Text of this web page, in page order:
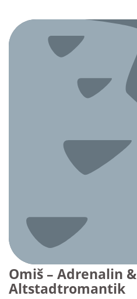
Omiš – Adrenalin &
Altstadtromantik